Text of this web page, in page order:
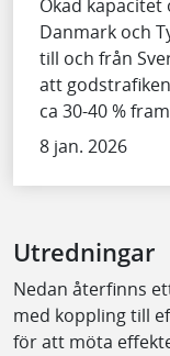
Ökad
Danmark och
till och från
att
ca 30-40 %
8 jan. 2026
Utredningar
Nedan återfinns
med koppling till
för att möta